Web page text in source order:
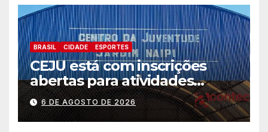
BRASIL CIDADE ESPORTES
CEJU está com inscrições
abertas para atividades
gratuitas
6 DE AGOSTO DE 2026